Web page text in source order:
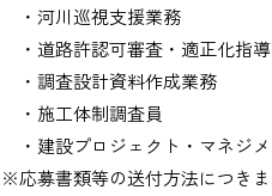
・河川巡視支援業務
・道路許認可審査・適正化指
・調査設計資料作成業務
・施工体制調査員
・建設プロジェクト・マネジ
※応募書類等の送付方法につき